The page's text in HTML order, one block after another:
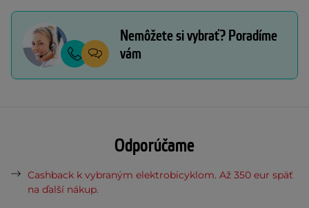
Nemôžete si vybrať? Poradíme
vám
Odporúčame
Cashback k vybraným elektrobicyklom. Až 350 eur späť
na ďalší nákup.